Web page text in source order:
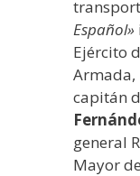
Español»
Ejército
Armada,
capitán
general
Mayor